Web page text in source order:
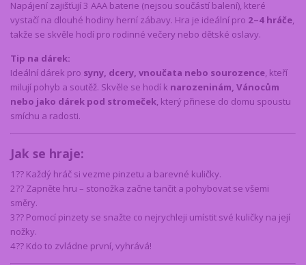
Napájení zajišťují 3 AAA baterie (nejsou součástí balení), které
vystačí na dlouhé hodiny herní zábavy. Hra je ideální pro 2–4 hráče,
takže se skvěle hodí pro rodinné večery nebo dětské oslavy.
Tip na dárek:
Ideální dárek pro syny, dcery, vnoučata nebo sourozence, kteří
milují pohyb a soutěž. Skvěle se hodí k narozeninám, Vánocům
nebo jako dárek pod stromeček, který přinese do domu spoustu
smíchu a radosti.
Jak se hraje:
1?? Každý hráč si vezme pinzetu a barevné kuličky.
2?? Zapněte hru – stonožka začne tančit a pohybovat se všemi
směry.
3?? Pomocí pinzety se snažte co nejrychleji umístit své kuličky na její
nožky.
4?? Kdo to zvládne první, vyhrává!